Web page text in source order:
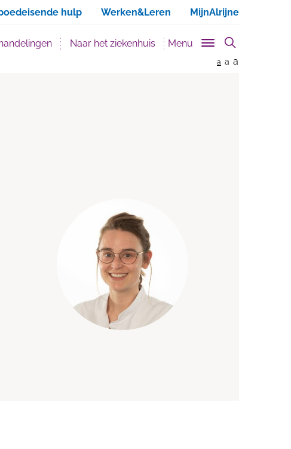
hulp Werken&Leren MijnAlrijne
Naar het ziekenhuis Menu
a a a